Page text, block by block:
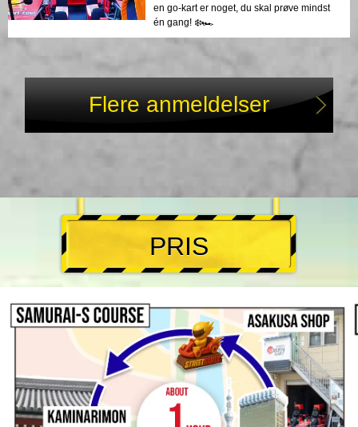
en go-kart er noget, du skal prøve mindst
én gang! ❄️🏎
Flere anmeldelser
PRIS